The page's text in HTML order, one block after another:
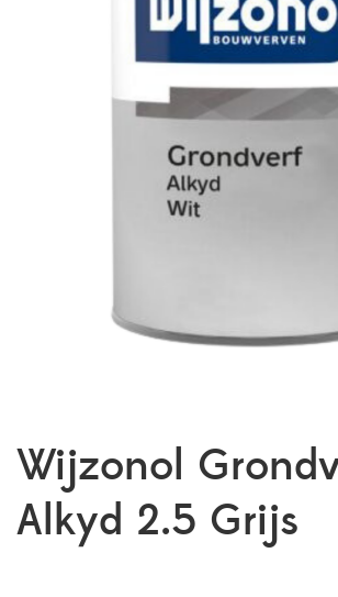
Wijzonol
Alkyd 2.5 Grijs